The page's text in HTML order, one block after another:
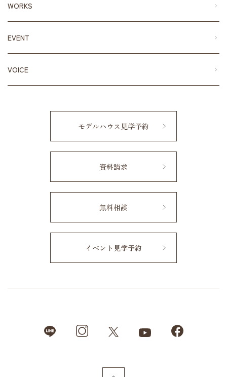
WORKS
EVENT
VOICE
モデルハウス見学予約
資料請求
無料相談
イベント見学予約